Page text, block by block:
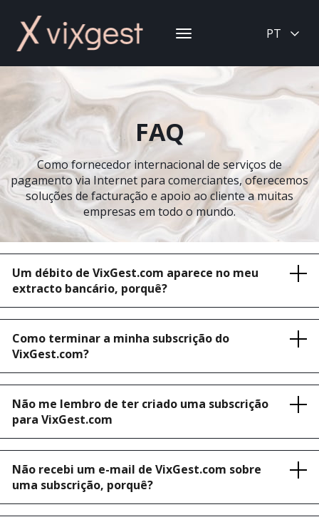
Toggle
PT
FAQ
Como fornecedor internacional de serviços de
pagamento via Internet para comerciantes, oferecemos
soluções de facturação e apoio ao cliente a muitas
empresas em todo o mundo.
Um débito de VixGest.com aparece no meu
extracto bancário, porquê?
Como terminar a minha subscrição do
VixGest.com?
Não me lembro de ter criado uma subscrição
para VixGest.com
Não recebi um e-mail de VixGest.com sobre
uma subscrição, porquê?